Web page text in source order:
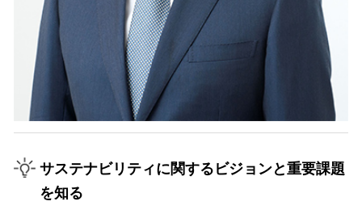
サステナビリティに関するビジョンと重要課題
を知る